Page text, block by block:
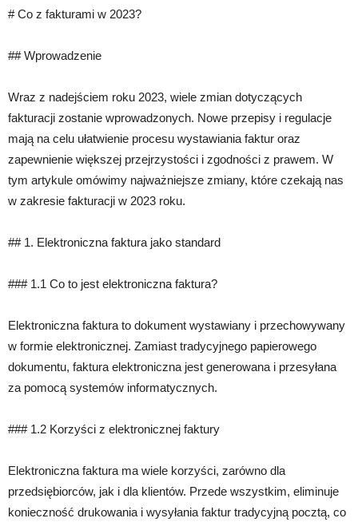
# Co z fakturami w 2023?
## Wprowadzenie
Wraz z nadejściem roku 2023, wiele zmian dotyczących
fakturacji zostanie wprowadzonych. Nowe przepisy i regulacje
mają na celu ułatwienie procesu wystawiania faktur oraz
zapewnienie większej przejrzystości i zgodności z prawem. W
tym artykule omówimy najważniejsze zmiany, które czekają nas
w zakresie fakturacji w 2023 roku.
## 1. Elektroniczna faktura jako standard
### 1.1 Co to jest elektroniczna faktura?
Elektroniczna faktura to dokument wystawiany i przechowywany
w formie elektronicznej. Zamiast tradycyjnego papierowego
dokumentu, faktura elektroniczna jest generowana i przesyłana
za pomocą systemów informatycznych.
### 1.2 Korzyści z elektronicznej faktury
Elektroniczna faktura ma wiele korzyści, zarówno dla
przedsiębiorców, jak i dla klientów. Przede wszystkim, eliminuje
konieczność drukowania i wysyłania faktur tradycyjną pocztą, co